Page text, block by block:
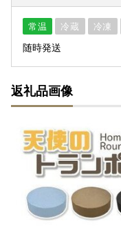
常温 冷蔵 冷凍
随時発送
返礼品画像